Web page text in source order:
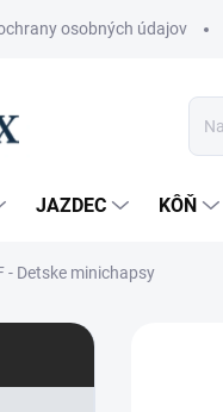
osobných údajov
JAZDEC KÔŇ
- Detske minichapsy